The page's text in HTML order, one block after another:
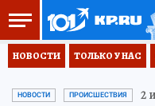
НОВОСТИ ТОЛЬКО У НАС
НОВОСТИ ПРОИСШЕСТВИЯ 2